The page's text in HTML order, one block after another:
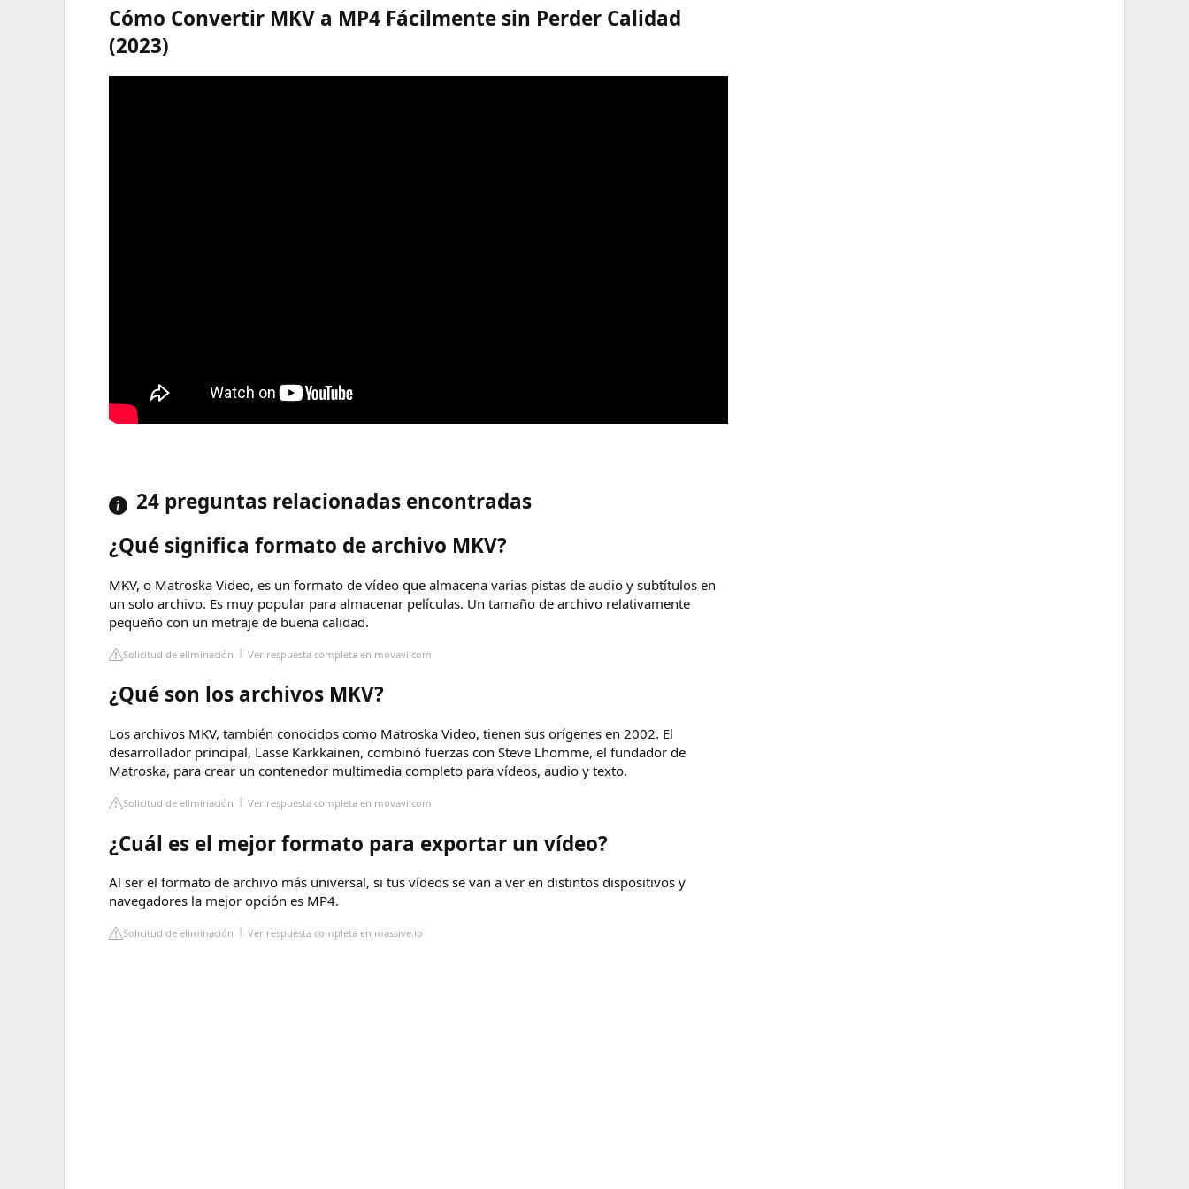
Cómo Convertir MKV a MP4 Fácilmente sin Perder Calidad
(2023)
24 preguntas relacionadas encontradas
¿Qué significa formato de archivo MKV?
MKV, o Matroska Video, es un formato de vídeo que almacena varias pistas de audio y subtítulos en
un solo archivo. Es muy popular para almacenar películas. Un tamaño de archivo relativamente
pequeño con un metraje de buena calidad.
Solicitud de eliminación Ver respuesta completa en movavi.com
¿Qué son los archivos MKV?
Los archivos MKV, también conocidos como Matroska Video, tienen sus orígenes en 2002. El
desarrollador principal, Lasse Karkkainen, combinó fuerzas con Steve Lhomme, el fundador de
Matroska, para crear un contenedor multimedia completo para vídeos, audio y texto.
Solicitud de eliminación Ver respuesta completa en movavi.com
¿Cuál es el mejor formato para exportar un vídeo?
Al ser el formato de archivo más universal, si tus vídeos se van a ver en distintos dispositivos y
navegadores la mejor opción es MP4.
Solicitud de eliminación Ver respuesta completa en massive.io